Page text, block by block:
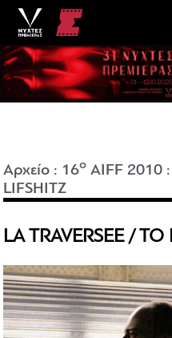
Αρχείο : 16o AIFF 2010
LIFSHITZ
LA TRAVERSEE /